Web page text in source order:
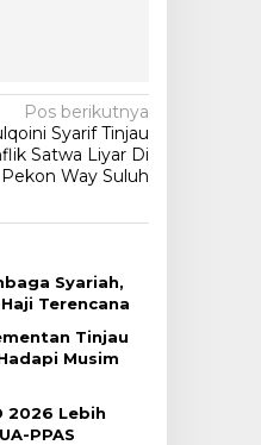
Pos berikutnya
Syarif Tinjau
Satwa Liyar Di
Pekon Way Suluh
Syariah,
Terencana
Tinjau
Musim
2026 Lebih
PPAS